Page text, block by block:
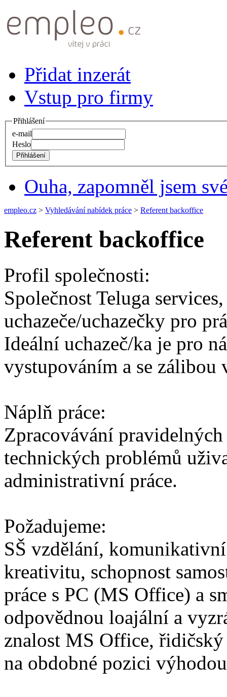
Přidat inzerát
Vstup pro firmy
Přihlášení
e-mail
Heslo
Ouha, zapomněl jsem
empleo.cz > Vyhledávání nabídek práce > Referent backoffice
Referent backoffice
Profil společnosti:
Společnost Teluga
uchazeče/uchazečky pro
Ideální uchazeč/ka je pro
vystupováním a se
Náplň práce:
Zpracovávání
technických problémů
administrativní práce.
Požadujeme:
SŠ vzdělání,
kreativitu, schopnost
práce s PC (MS Office) a
odpovědnou loajální a
znalost MS Office,
na obdobné pozici